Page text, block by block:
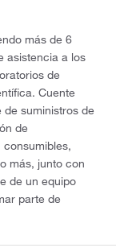
más de 6
asistencia a los
de
Cuente
suministros de
de
más, junto con
de un equipo
parte de